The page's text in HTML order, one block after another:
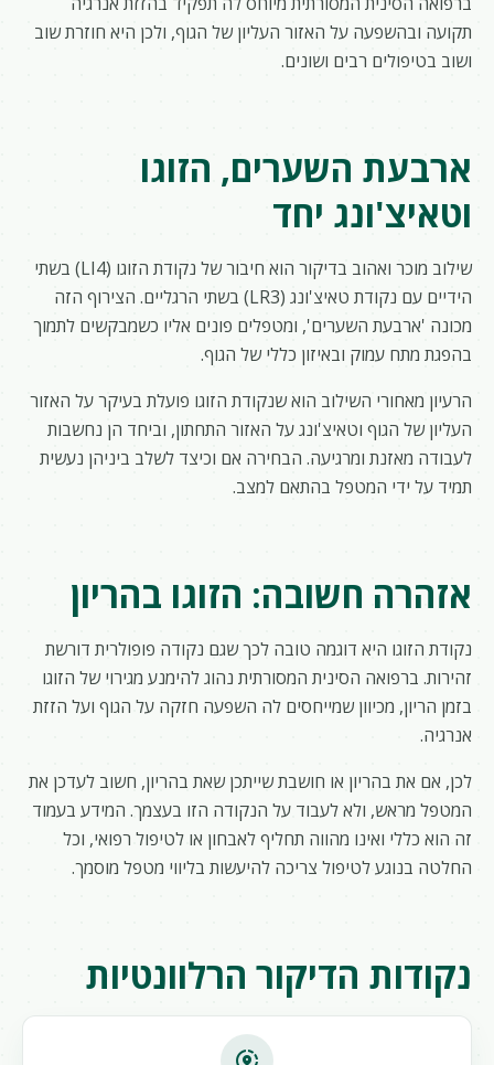
תקועה ובהשפעה על האזור העליון של הגוף, ולכן היא חוזרת שוב
ושוב בטיפולים רבים ושונים.
ארבעת השערים, הזוגו
וטאיצ'ונג יחד
שילוב מוכר ואהוב בדיקור הוא חיבור של נקודת הזוגו (LI4) בשתי
הידיים עם נקודת טאיצ'ונג (LR3) בשתי הרגליים. הצירוף הזה
מכונה 'ארבעת השערים', ומטפלים פונים אליו כשמבקשים לתמוך
בהפגת מתח עמוק ובאיזון כללי של הגוף.
הרעיון מאחורי השילוב הוא שנקודת הזוגו פועלת בעיקר על האזור
העליון של הגוף וטאיצ'ונג על האזור התחתון, וביחד הן נחשבות
לעבודה מאזנת ומרגיעה. הבחירה אם וכיצד לשלב ביניהן נעשית
תמיד על ידי המטפל בהתאם למצב.
אזהרה חשובה: הזוגו בהריון
נקודת הזוגו היא דוגמה טובה לכך שגם נקודה פופולרית דורשת
זהירות. ברפואה הסינית המסורתית נהוג להימנע מגירוי של הזוגו
בזמן הריון, מכיוון שמייחסים לה השפעה חזקה על הגוף ועל הזזת
אנרגיה.
לכן, אם את בהריון או חושבת שייתכן שאת בהריון, חשוב לעדכן את
המטפל מראש, ולא לעבוד על הנקודה הזו בעצמך. המידע בעמוד
זה הוא כללי ואינו מהווה תחליף לאבחון או לטיפול רפואי, וכל
החלטה בנוגע לטיפול צריכה להיעשות בליווי מטפל מוסמך.
נקודות הדיקור הרלוונטיות